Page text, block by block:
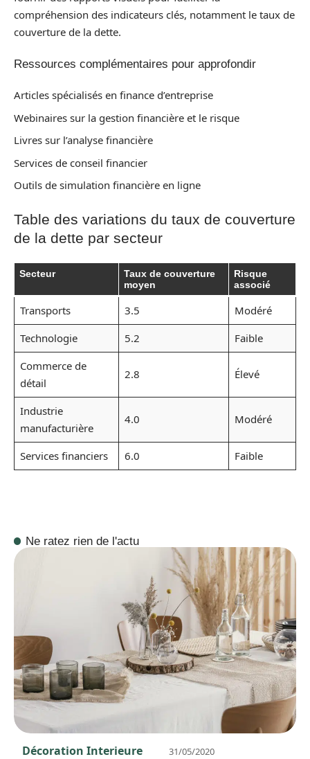
compréhension des indicateurs clés, notamment le taux de
couverture de la dette.
Ressources complémentaires pour approfondir
Articles spécialisés en finance d’entreprise
Webinaires sur la gestion financière et le risque
Livres sur l’analyse financière
Services de conseil financier
Outils de simulation financière en ligne
Table des variations du taux de couverture
de la dette par secteur
Secteur
Taux de couverture
moyen
Risque
associé
Transports 3.5
Modéré
Technologie
5.2
Faible
Commerce de
détail
2.8 Élevé
Industrie
manufacturière
4.0 Modéré
Services financiers 6.0 Faible
Ne ratez rien de l'actu
Décoration Interieure 31/05/2020